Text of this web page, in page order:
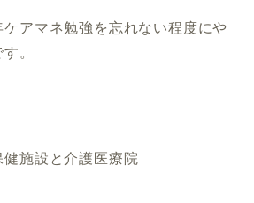
アマネ勉強を忘れない程度にや
。
施設と介護医療院